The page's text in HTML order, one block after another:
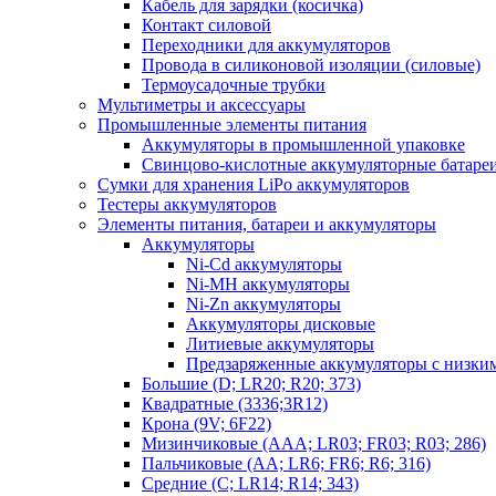
Кабель для зарядки (косичка)
Контакт силовой
Переходники для аккумуляторов
Провода в силиконовой изоляции (силовые)
Термоусадочные трубки
Мультиметры и аксессуары
Промышленные элементы питания
Аккумуляторы в промышленной упаковке
Свинцово-кислотные аккумуляторные
Сумки для хранения LiPo аккумуляторов
Тестеры аккумуляторов
Элементы питания, батареи и аккумуляторы
Аккумуляторы
Ni-Cd аккумуляторы
Ni-MH аккумуляторы
Ni-Zn аккумуляторы
Аккумуляторы дисковые
Литиевые аккумуляторы
Предзаряженные аккумуляторы с
Большие (D; LR20; R20; 373)
Квадратные (3336;3R12)
Крона (9V; 6F22)
Мизинчиковые (AAA; LR03; FR03; R03; 286)
Пальчиковые (AA; LR6; FR6; R6; 316)
Средние (C; LR14; R14; 343)